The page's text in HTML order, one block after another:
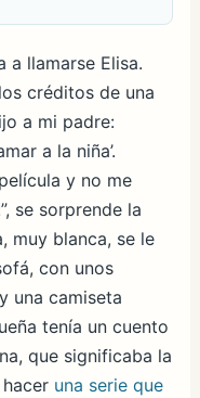
a llamarse Elisa.
créditos de una
a mi padre:
a la niña’.
y no me
se sorprende la
muy blanca, se le
con unos
una camiseta
tenía un cuento
que significaba la
una serie que